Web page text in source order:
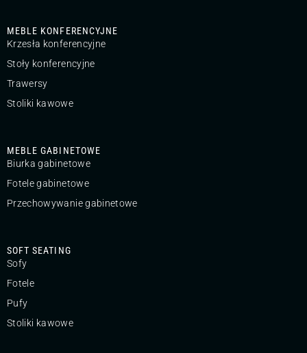
MEBLE KONFERENCYJNE
Krzesła konferencyjne
Stoły konferencyjne
Trawersy
Stoliki kawowe
MEBLE GABINETOWE
Biurka gabinetowe
Fotele gabinetowe
Przechowywanie gabinetowe
SOFT SEATING
Sofy
Fotele
Pufy
Stoliki kawowe